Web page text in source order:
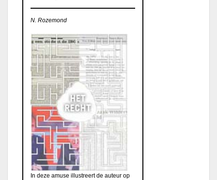
N. Rozemond
In deze amuse illustreert de auteur op